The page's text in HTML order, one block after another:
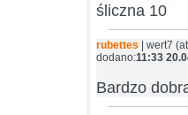
śliczna 10
rubettes | wert7
dodano:11:33
Bardzo